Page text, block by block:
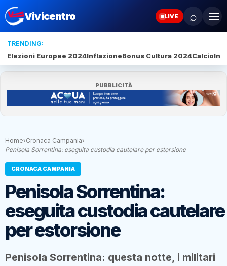
Vivicentro LIVE ⌕
TRENDING:
Elezioni Europee 2024InflazioneBonus Cultura 2024Calcio
PUBBLICITÀ
Home›Cronaca Campania›
Penisola Sorrentina: eseguita custodia cautelare per estorsione
CRONACA CAMPANIA
Penisola Sorrentina:
eseguita custodia cautelare
per estorsione
Penisola Sorrentina: questa notte, i militari